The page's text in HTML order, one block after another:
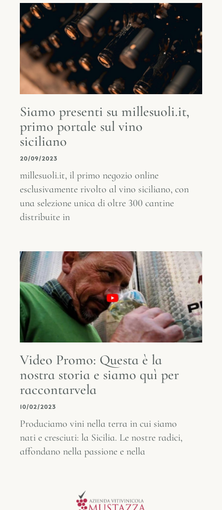
Siamo presenti su millesuoli.it,
primo portale sul vino
siciliano
20/09/2023
millesuoli.it, il primo negozio online
esclusivamente rivolto al vino siciliano, con
una selezione unica di oltre 300 cantine
distribuite in
Video Promo: Questa è la
nostra storia e siamo quì per
raccontarvela
10/02/2023
Produciamo vini nella terra in cui siamo
nati e cresciuti: la Sicilia. Le nostre radici,
affondano nella passione e nella